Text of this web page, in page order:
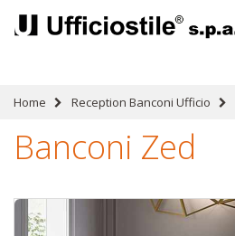
Home Reception Banconi Ufficio
Banconi Zed